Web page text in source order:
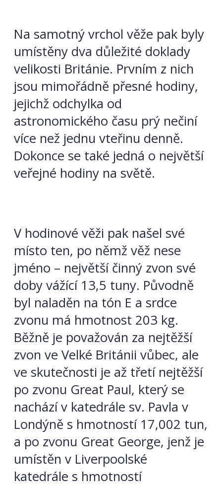
Na samotný vrchol věže pak byly
umístěny dva důležité doklady
velikosti Británie. Prvním z nich
jsou mimořádně přesné hodiny,
jejichž odchylka od
astronomického času prý nečiní
více než jednu vteřinu denně.
Dokonce se také jedná o největší
veřejné hodiny na světě.
V hodinové věži pak našel své
místo ten, po němž věž nese
jméno – největší činný zvon své
doby vážící 13,5 tuny. Původně
byl naladěn na tón E a srdce
zvonu má hmotnost 203 kg.
Běžně je považován za nejtěžší
zvon ve Velké Británii vůbec, ale
ve skutečnosti je až třetí nejtěžší
po zvonu Great Paul, který se
nachází v katedrále sv. Pavla v
Londýně s hmotností 17,002 tun,
a po zvonu Great George, jenž je
umístěn v Liverpoolské
katedrále s hmotností